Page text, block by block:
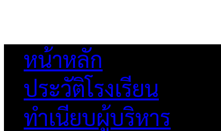
หน้าหลัก
ประวัติโรงเรียน
ทำเนียบผู้บริหาร